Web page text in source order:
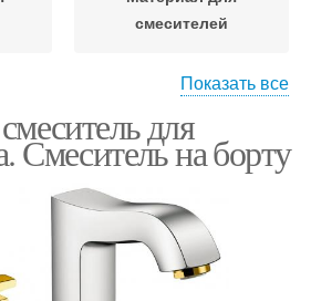
смесителей
Смеситель для душа
Показать все
для
Смеситель на борту